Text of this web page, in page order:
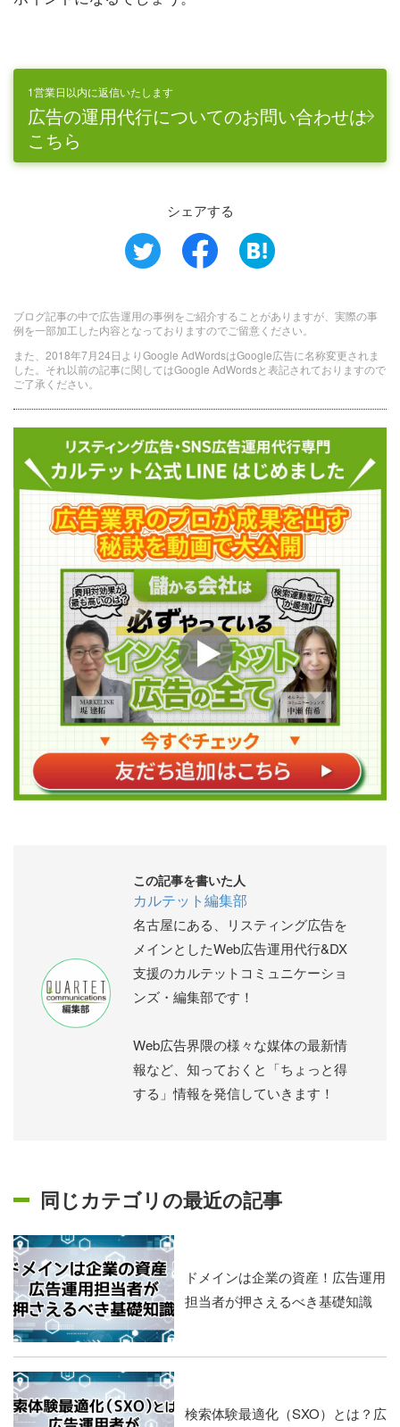
1営業日以内に返信いたします
広告の運用代行についてのお問い合わせは
こちら
シェアする
ブログ記事の中で広告運用の事例をご紹介することがありますが、実際の事
例を一部加工した内容となっておりますのでご留意ください。
また、2018年7月24日よりGoogle AdWordsはGoogle広告に名称変更されま
した。それ以前の記事に関してはGoogle AdWordsと表記されておりますので
ご了承ください。
この記事を書いた人
カルテット編集部
名古屋にある、リスティング広告を
メインとしたWeb広告運用代行&DX
支援のカルテットコミュニケーショ
ンズ・編集部です！
Web広告界隈の様々な媒体の最新情
報など、知っておくと「ちょっと得
する」情報を発信していきます！
同じカテゴリの最近の記事
ドメインは企業の資産！広告運用
担当者が押さえるべき基礎知識
検索体験最適化（SXO）とは？広